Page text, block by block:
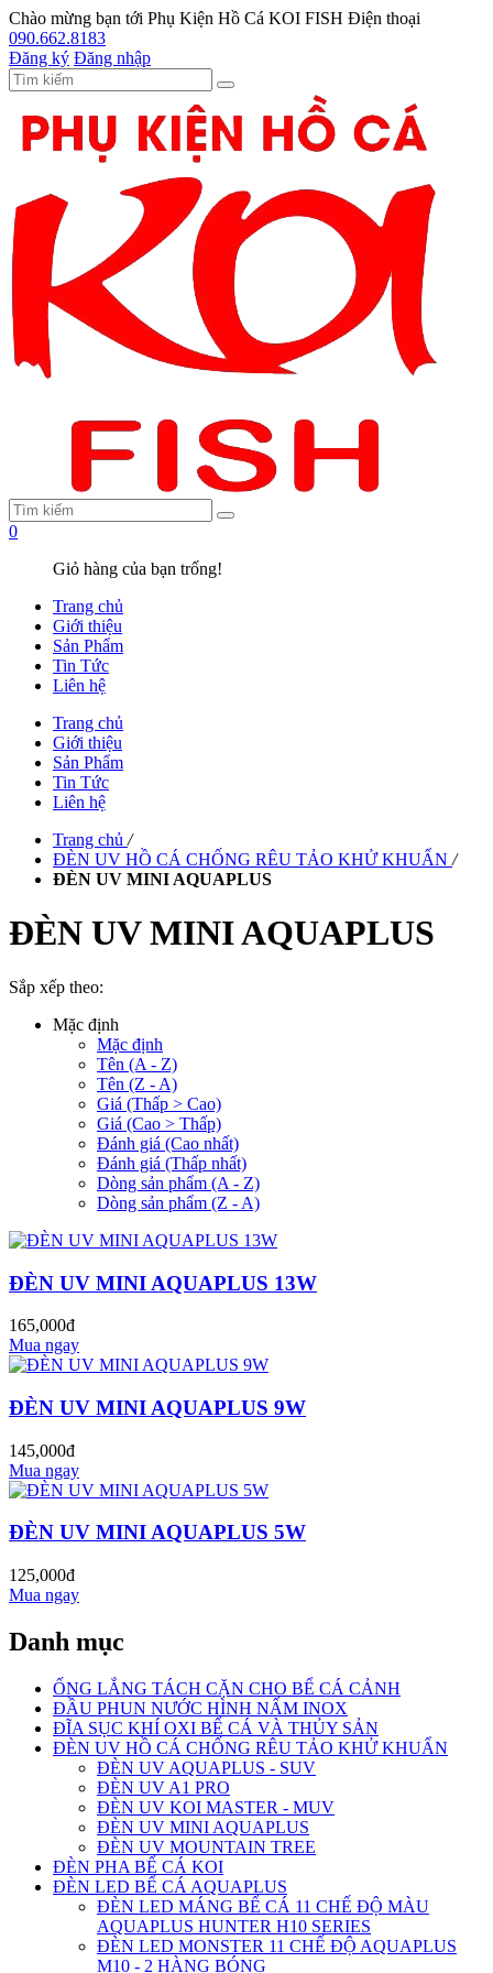
Chào mừng bạn tới Phụ Kiện Hồ Cá KOI FISH Điện thoại
090.662.8183
Đăng ký Đăng nhập
0
Giỏ hàng của bạn trống!
Trang chủ
Giới thiệu
Sản Phẩm
Tin Tức
Liên hệ
Trang chủ
Giới thiệu
Sản Phẩm
Tin Tức
Liên hệ
Trang chủ /
ĐÈN UV HỒ CÁ CHỐNG RÊU TẢO KHỬ KHUẨN /
ĐÈN UV MINI AQUAPLUS
ĐÈN UV MINI AQUAPLUS
Sắp xếp theo:
Mặc định
Mặc định
Tên (A - Z)
Tên (Z - A)
Giá (Thấp > Cao)
Giá (Cao > Thấp)
Đánh giá (Cao nhất)
Đánh giá (Thấp nhất)
Dòng sản phẩm (A - Z)
Dòng sản phẩm (Z - A)
ĐÈN UV MINI AQUAPLUS 13W
165,000đ
Mua ngay
ĐÈN UV MINI AQUAPLUS 9W
145,000đ
Mua ngay
ĐÈN UV MINI AQUAPLUS 5W
125,000đ
Mua ngay
Danh mục
ỐNG LẮNG TÁCH CẶN CHO BỂ CÁ CẢNH
ĐẦU PHUN NƯỚC HÌNH NẤM INOX
ĐĨA SỤC KHÍ OXI BỂ CÁ VÀ THỦY SẢN
ĐÈN UV HỒ CÁ CHỐNG RÊU TẢO KHỬ KHUẨN
ĐÈN UV AQUAPLUS - SUV
ĐÈN UV A1 PRO
ĐÈN UV KOI MASTER - MUV
ĐÈN UV MINI AQUAPLUS
ĐÈN UV MOUNTAIN TREE
ĐÈN PHA BỂ CÁ KOI
ĐÈN LED BỂ CÁ AQUAPLUS
ĐÈN LED MÁNG BỂ CÁ 11 CHẾ ĐỘ MÀU
AQUAPLUS HUNTER H10 SERIES
ĐÈN LED MONSTER 11 CHẾ ĐỘ AQUAPLUS
M10 - 2 HÀNG BÓNG